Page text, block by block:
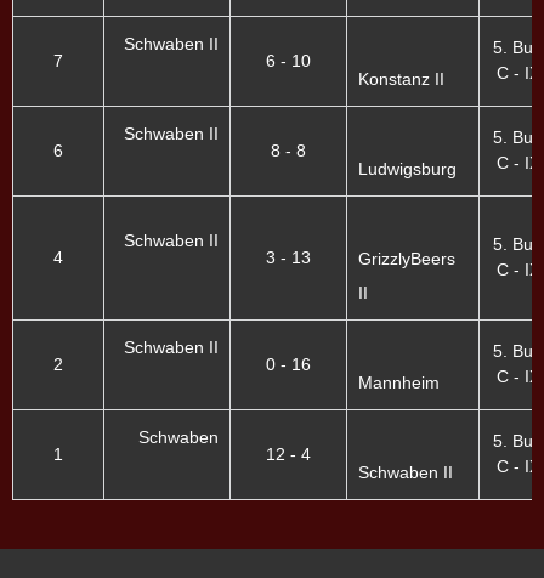
7
Schwaben II
6 - 10
Konstanz II
5.
C -
6
Schwaben II
8 - 8
Ludwigsburg
5.
C -
4
Schwaben II
3 - 13
GrizzlyBeers
II
5.
C -
2
Schwaben II
0 - 16
Mannheim
5.
C -
1
Schwaben
12 - 4
Schwaben II
5.
C -